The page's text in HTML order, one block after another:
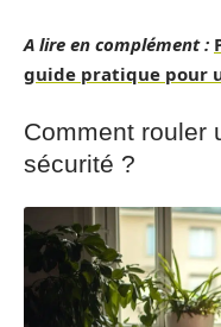
A lire en complément :
guide pratique pour
Comment rouler
sécurité ?